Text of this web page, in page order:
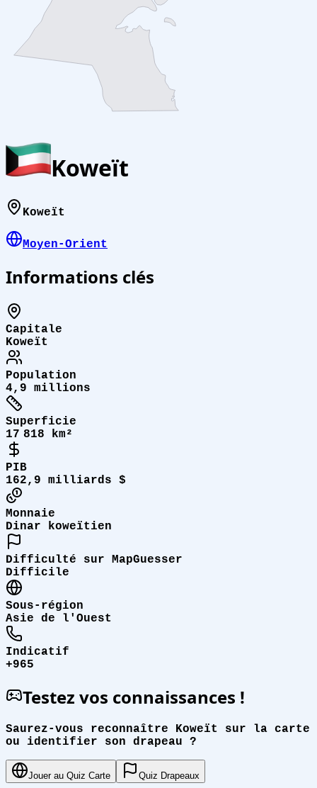
Koweït
Koweït
Moyen-Orient
Informations clés
Capitale
Koweït
Population
4,9 millions
Superficie
17 818 km²
PIB
162,9 milliards $
Monnaie
Dinar koweïtien
Difficulté sur MapGuesser
Difficile
Sous-région
Asie de l'Ouest
Indicatif
+965
Testez vos connaissances !
Saurez-vous reconnaître Koweït sur la carte
ou identifier son drapeau ?
Jouer au Quiz Carte Quiz Drapeaux